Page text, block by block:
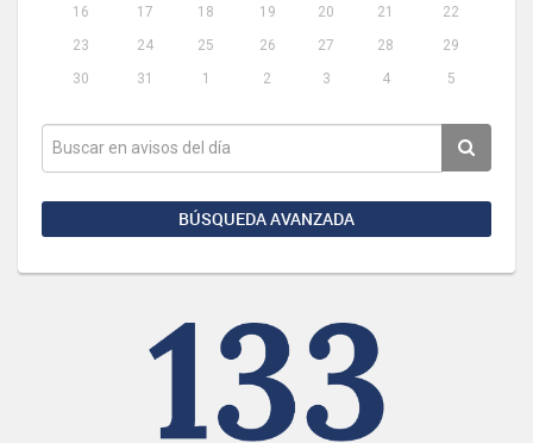
16
17 18 19 20 21
22
23
24 25 26 27 28
29
30
31 1 2 3 4 5
BÚSQUEDA AVANZADA